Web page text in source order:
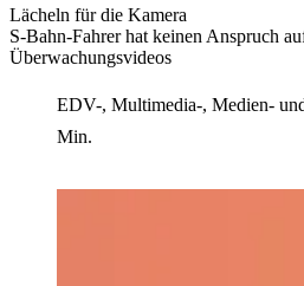
Lächeln für die Kamera
S-Bahn-Fahrer hat keinen Anspruch
Überwachungsvideos
EDV-, Multimedia-, Medien-
Min.